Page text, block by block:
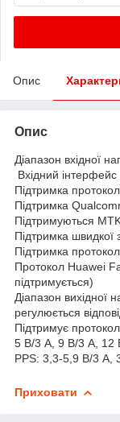
Опис
Опис
Діапазон вхідної
Вхідний
Підтримка
Підтримка
Підтримуються
Підтримка
Підтримка
Протокол Huawei
підтримується)
Діапазон вихідної
регулюється
Підтримує
5 В/3 А, 9 В/3 А, 12
PPS: 3,3-5,9 В/3 А,
Приховати